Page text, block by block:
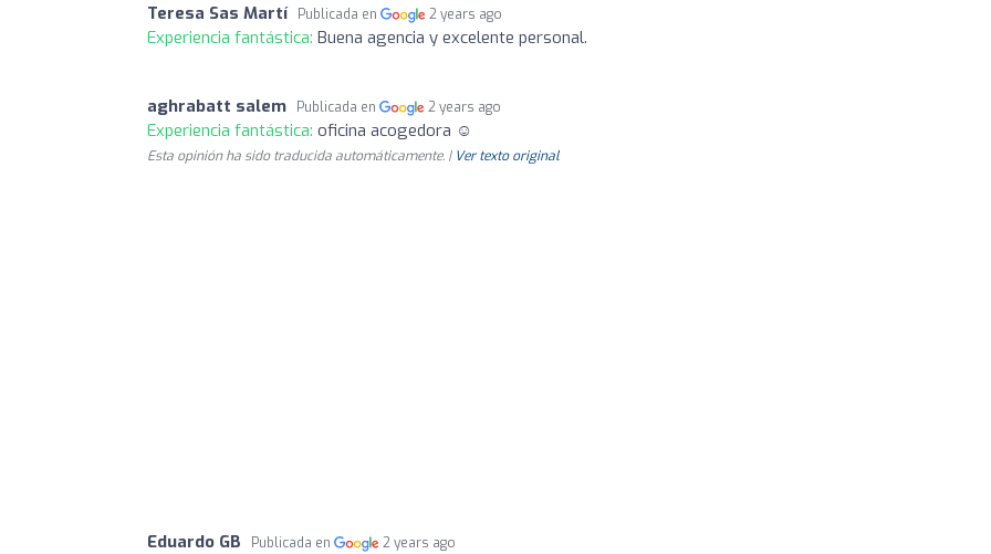
Teresa Sas Martí Publicada en 2 years ago
Experiencia fantástica: Buena agencia y excelente personal.
aghrabatt salem Publicada en 2 years ago
Experiencia fantástica: oficina acogedora ☺️
Esta opinión ha sido traducida automáticamente. | Ver texto original
Eduardo GB Publicada en 2 years ago